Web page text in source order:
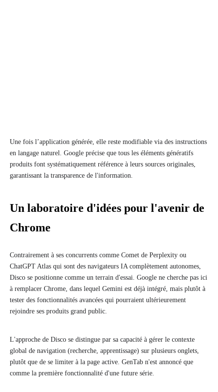
Une fois l’application générée, elle reste modifiable via des instructions
en langage naturel. Google précise que tous les éléments génératifs
produits font systématiquement référence à leurs sources originales,
garantissant la transparence de l'information.
Un laboratoire d'idées pour l'avenir de
Chrome
Contrairement à ses concurrents comme Comet de Perplexity ou
ChatGPT Atlas qui sont des navigateurs IA complètement autonomes,
Disco se positionne comme un terrain d'essai. Google ne cherche pas ici
à remplacer Chrome, dans lequel Gemini est déjà intégré, mais plutôt à
tester des fonctionnalités avancées qui pourraient ultérieurement
rejoindre ses produits grand public.
L'approche de Disco se distingue par sa capacité à gérer le contexte
global de navigation (recherche, apprentissage) sur plusieurs onglets,
plutôt que de se limiter à la page active. GenTab n'est annoncé que
comme la première fonctionnalité d'une future série.